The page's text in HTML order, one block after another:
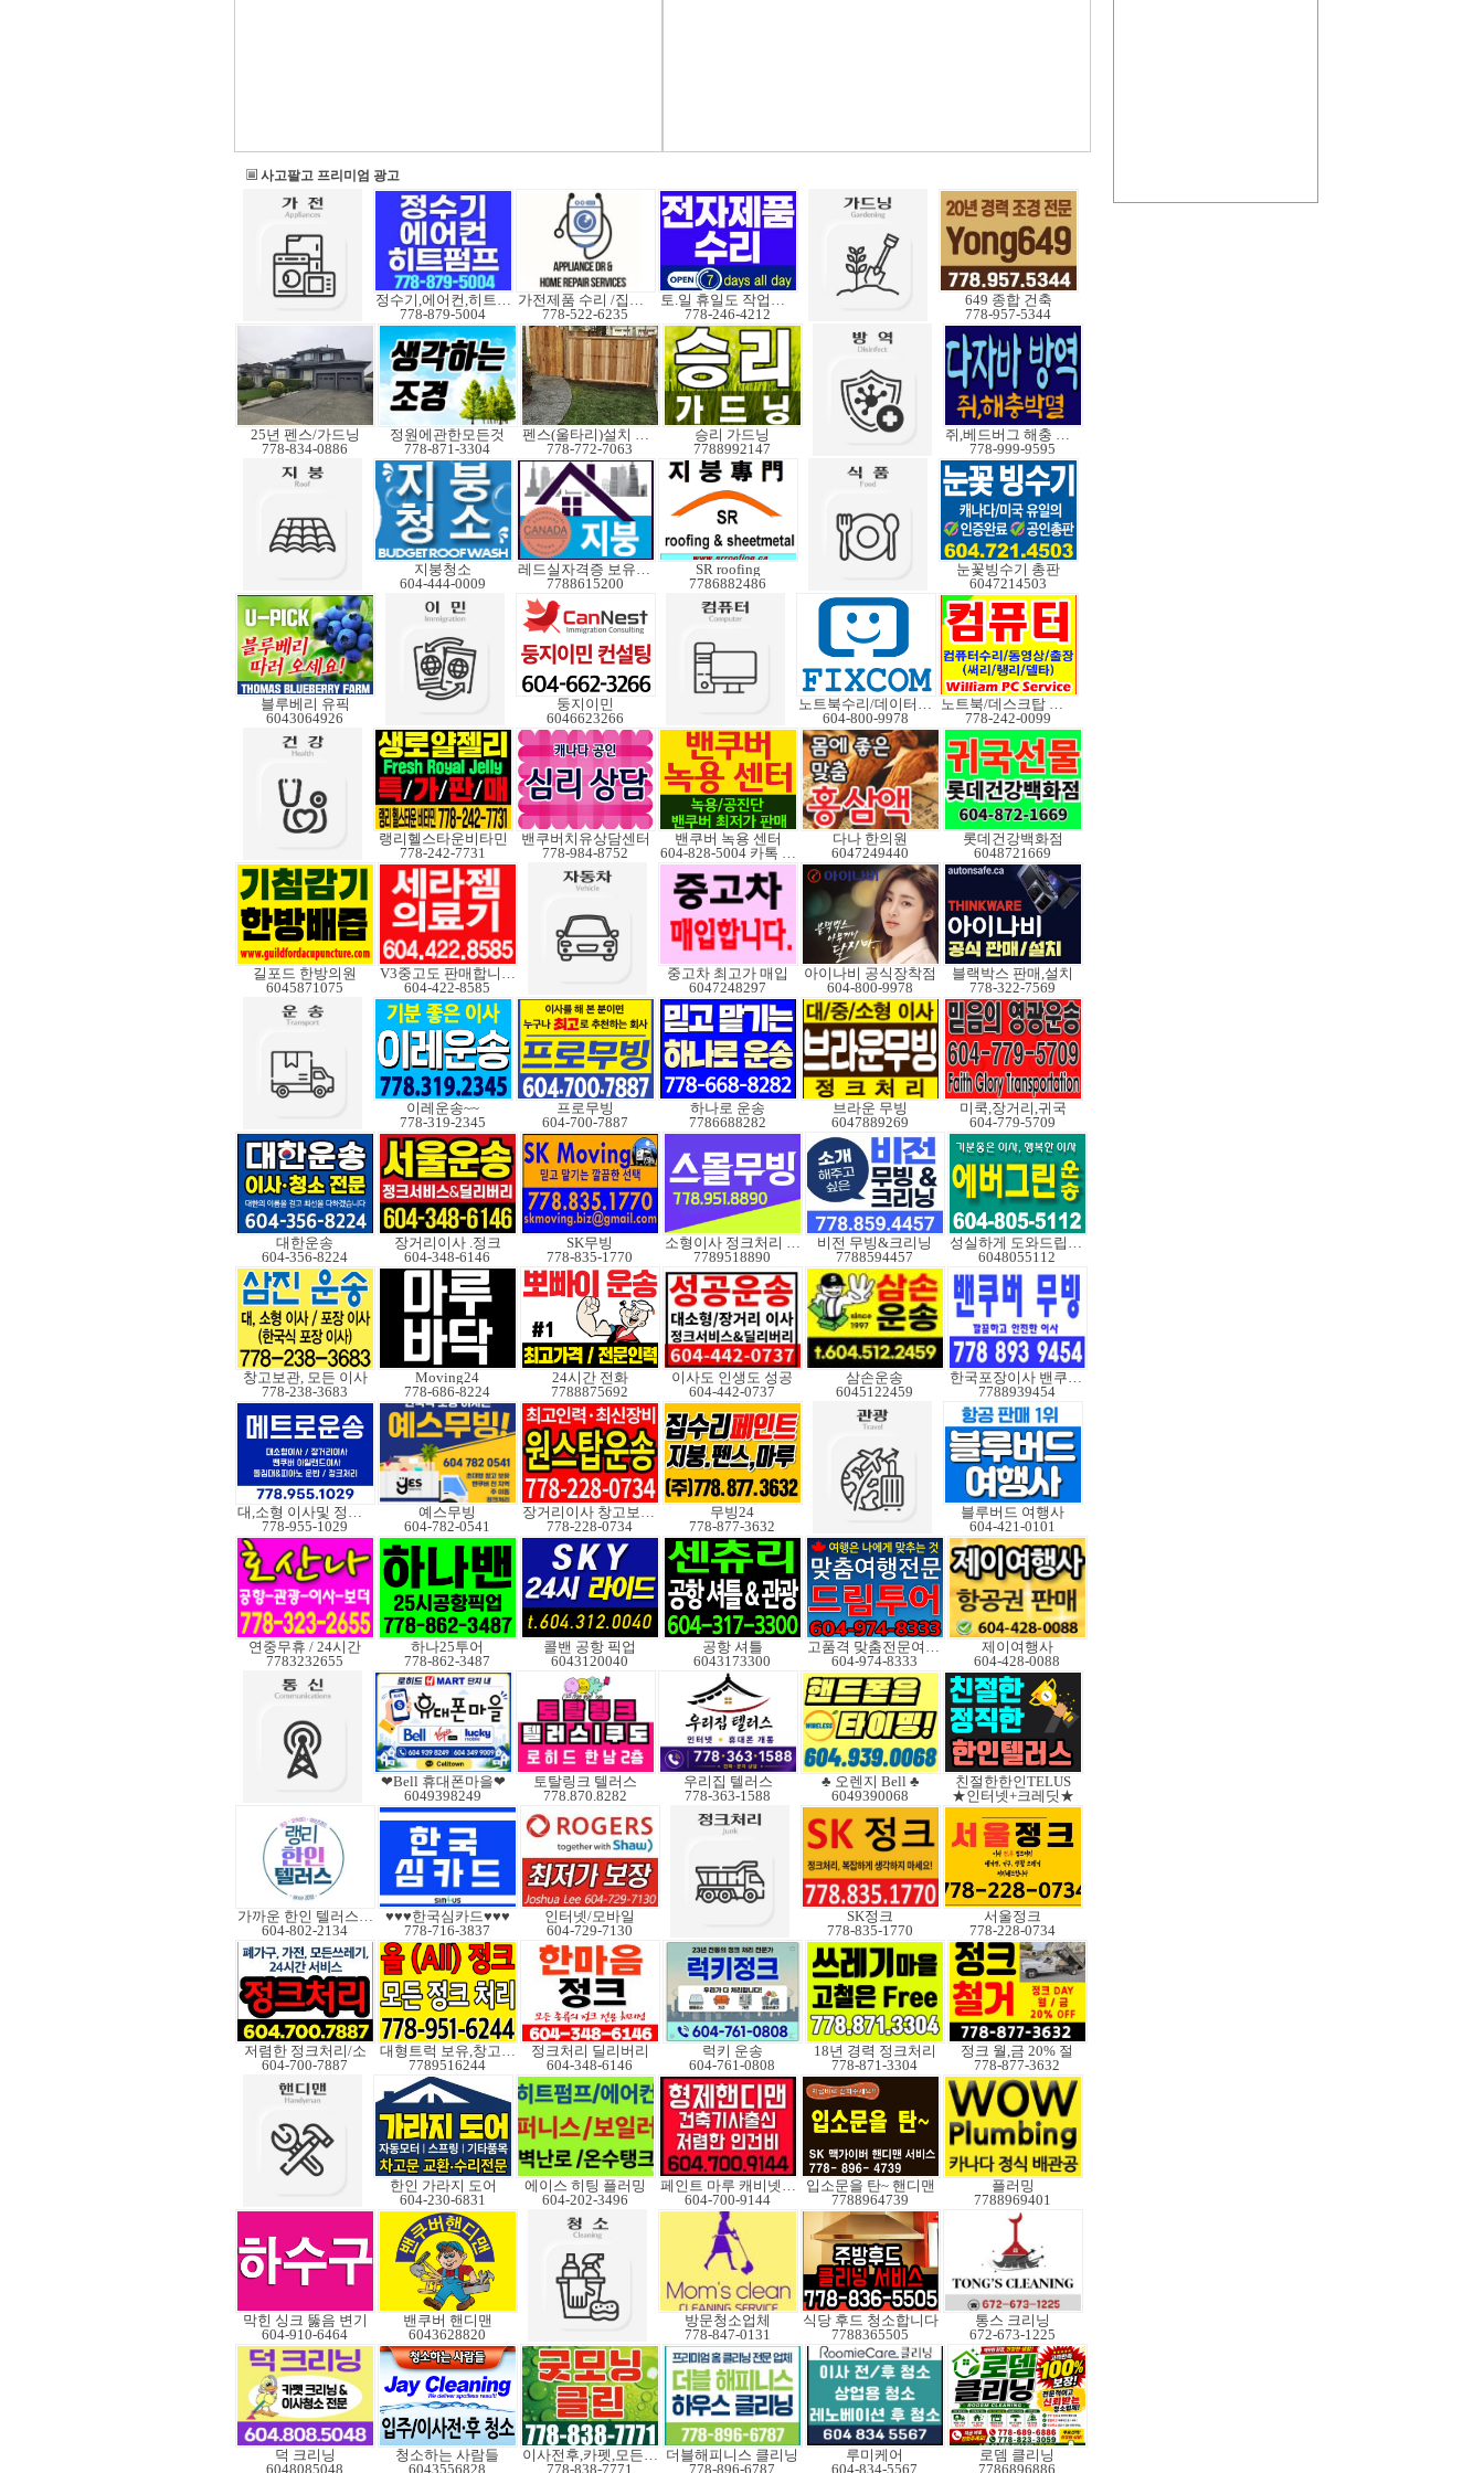
사고팔고 프리미엄 광고
정수기,에어컨,히트펌프
778-879-5004
가전제품 수리 /집수리
778-522-6235
토.일 휴일도 작업가능
778-246-4212
649 종합 건축
778-957-5344
25년 펜스/가드닝
778-834-0886
정원에관한모든것
778-871-3304
펜스(울타리)설치 수리
778-772-7063
승리 가드닝
7788992147
쥐,베드버그 해충 박멸
778-999-9595
지붕청소
604-444-0009
레드실자격증 보유업체
7788615200
SR roofing
7786882486
눈꽃빙수기 총판
6047214503
블루베리 유픽
6043064926
둥지이민
6046623266
노트북수리/데이터복구
604-800-9978
노트북/데스크탑 수리
778-242-0099
랭리헬스타운비타민
778-242-7731
밴쿠버치유상담센터
778-984-8752
밴쿠버 녹용 센터
604-828-5004 카톡 Elkcanada
다나 한의원
6047249440
롯데건강백화점
6048721669
길포드 한방의원
6045871075
V3중고도 판매합니다.
604-422-8585
중고차 최고가 매입
6047248297
아이나비 공식장착점
604-800-9978
블랙박스 판매,설치
778-322-7569
이레운송~~
778-319-2345
프로무빙
604-700-7887
하나로 운송
7786688282
브라운 무빙
6047889269
미쿡,장거리,귀국
604-779-5709
대한운송
604-356-8224
장거리이사 .정크
604-348-6146
SK무빙
778-835-1770
소형이사 정크처리 무빙
7789518890
비전 무빙&크리닝
7788594457
성실하게 도와드립니다
6048055112
창고보관, 모든 이사
778-238-3683
Moving24
778-686-8224
24시간 전화
7788875692
이사도 인생도 성공
604-442-0737
삼손운송
6045122459
한국포장이사 밴쿠버무빙
7788939454
대,소형 이사및 정크처
778-955-1029
예스무빙
604-782-0541
장거리이사 창고보관정크
778-228-0734
무빙24
778-877-3632
블루버드 여행사
604-421-0101
연중무휴 / 24시간
7783232655
하나25투어
778-862-3487
콜밴 공항 픽업
6043120040
공항 셔틀
6043173300
고품격 맞춤전문여행사
604-974-8333
제이여행사
604-428-0088
❤Bell 휴대폰마을❤
6049398249
토탈링크 텔러스
778.870.8282
우리집 텔러스
778-363-1588
♣ 오렌지 Bell ♣
6049390068
친절한한인TELUS
★인터넷+크레딧★
가까운 한인 텔러스쿠도
604-802-2134
♥♥♥한국심카드♥♥♥
778-716-3837
인터넷/모바일
604-729-7130
SK정크
778-835-1770
서울정크
778-228-0734
저렴한 정크처리/소
604-700-7887
대형트럭 보유,창고보관
7789516244
정크처리 딜리버리
604-348-6146
럭키 운송
604-761-0808
18년 경력 정크처리
778-871-3304
정크 월,금 20% 절
778-877-3632
한인 가라지 도어
604-230-6831
에이스 히팅 플러밍
604-202-3496
페인트 마루 캐비넷코팅
604-700-9144
입소문을 탄~ 핸디맨
7788964739
플러밍
7788969401
막힌 싱크 뚫음 변기
604-910-6464
밴쿠버 핸디맨
6043628820
방문청소업체
778-847-0131
식당 후드 청소합니다
7788365505
통스 크리닝
672-673-1225
덕 크리닝
6048085048
청소하는 사람들
6043556828
이사전후,카펫,모든청소
778-838-7771
더블해피니스 클리닝
778-896-6787
루미케어
604-834-5567
로뎀 클리닝
7786896886